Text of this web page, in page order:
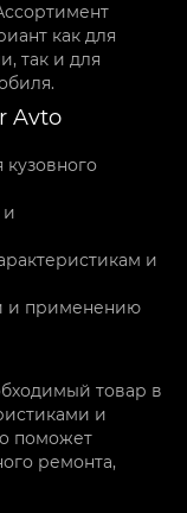
как для
так и для
Avto
и
и
и применению
товар в
и
поможет
ремонта,